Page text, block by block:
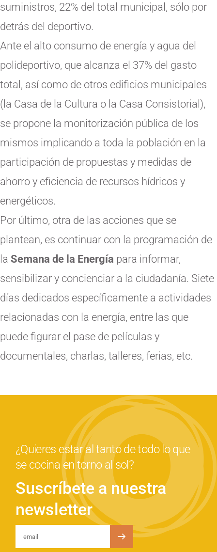
suministros, 22% del total municipal, sólo por
detrás del deportivo.
Ante el alto consumo de energía y agua del
polideportivo, que alcanza el 37% del gasto
total, así como de otros edificios municipales
(la Casa de la Cultura o la Casa Consistorial),
se propone la monitorización pública de los
mismos implicando a toda la población en la
participación de propuestas y medidas de
ahorro y eficiencia de recursos hídricos y
energéticos.
Por último, otra de las acciones que se
plantean, es continuar con la programación de
la Semana de la Energía para informar,
sensibilizar y concienciar a la ciudadanía. Siete
días dedicados específicamente a actividades
relacionadas con la energía, entre las que
puede figurar el pase de películas y
documentales, charlas, talleres, ferias, etc.
¿Quieres estar al tanto de todo lo que
se cocina en torno al sol?
Suscríbete a nuestra
newsletter